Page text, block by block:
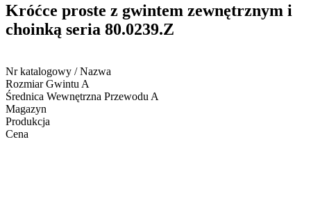
Króćce proste z gwintem zewnętrznym i
choinką seria 80.0239.Z
Nr katalogowy / Nazwa
Rozmiar Gwintu A
Średnica Wewnętrzna Przewodu A
Magazyn
Produkcja
Cena